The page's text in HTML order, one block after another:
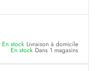
En stock Livraison à domicile
En stock Dans 1 magasins